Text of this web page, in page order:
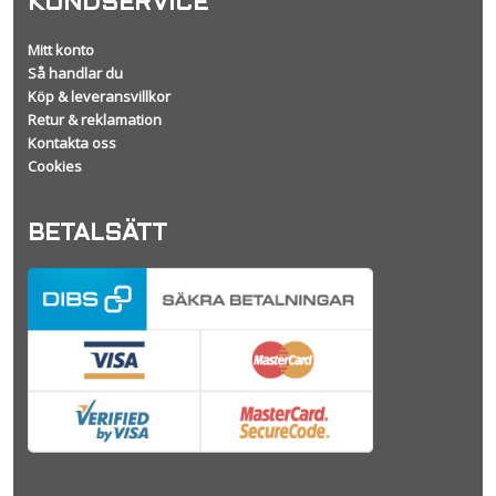
Mitt konto
Så handlar du
Köp & leveransvillkor
Retur & reklamation
Kontakta oss
Cookies
BETALSÄTT